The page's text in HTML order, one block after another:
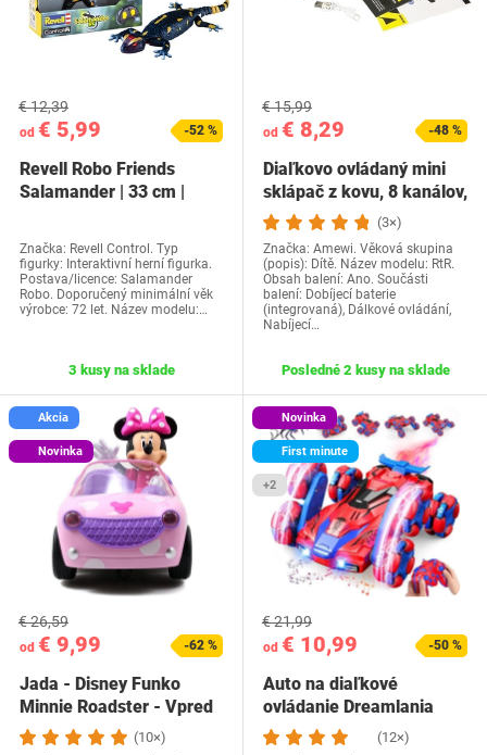
od € 5,99
€ 12,39
-52 %
Revell Robo Friends
Salamander | 33 cm |
Značka: Revell Control. Typ
figurky: Interaktivní herní figurka.
Postava/licence: Salamander
Robo. Doporučený minimální věk
výrobce: 72 let. Název modelu:…
3 kusy na sklade
od € 8,29
€ 15,99
-48 %
Diaľkovo ovládaný mini
sklápač z kovu, 8 kanálov,
1:64 RTR,…
(3×)
Značka: Amewi. Věková skupina
(popis): Dítě. Název modelu: RtR.
Obsah balení: Ano. Součásti
balení: Dobíjecí baterie
(integrovaná), Dálkové ovládání,
Nabíjecí…
Posledné 2 kusy na sklade
Akcia
Novinka
od € 9,99
€ 26,59
-62 %
Jada - Disney Funko
Minnie Roadster - Vpred
a vzad -…
(10×)
Novinka
First minute
+2
od € 10,99
€ 21,99
-50 %
Auto na diaľkové
ovládanie Dreamlania
(12×)